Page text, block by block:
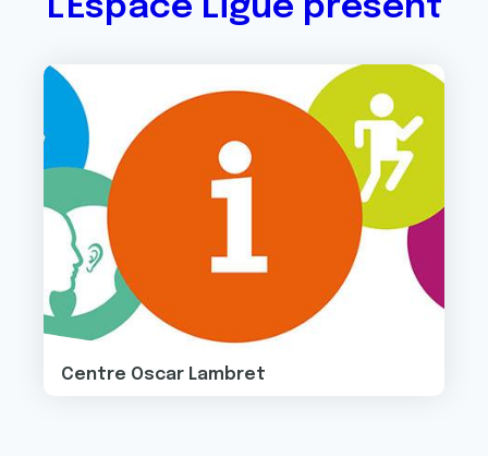
L'Espace Ligue présent
Image
Centre Oscar Lambret